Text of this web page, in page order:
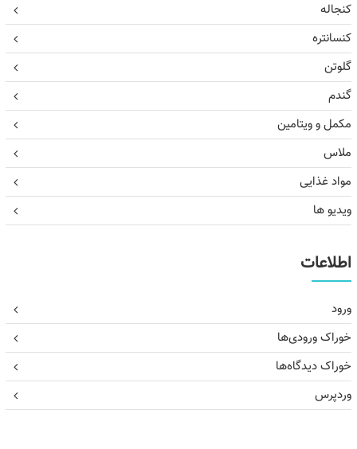
کنجاله
کنسانتره
گلوتن
گندم
مکمل و ویتامین
ملاس
مواد غذایی
ویدیو ها
اطلاعات
ورود
خوراک ورودی‌ها
خوراک دیدگاه‌ها
وردپرس